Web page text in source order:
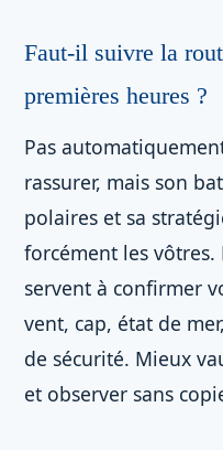
Faut-il suivre la
premières heures ?
Pas
rassurer, mais son
polaires et sa
forcément les vôtres.
servent à confirmer
vent, cap, état de
de sécurité. Mieux
et observer sans